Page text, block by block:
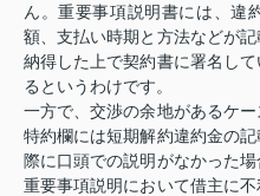
ん。重要事項説明書には、違
額、支払い時期と方法などが
納得した上で契約書に署名し
るというわけです。
一方で、交渉の余地があるケ
特約欄には短期解約違約金の
際に口頭での説明がなかった
重要事項説明において借主に